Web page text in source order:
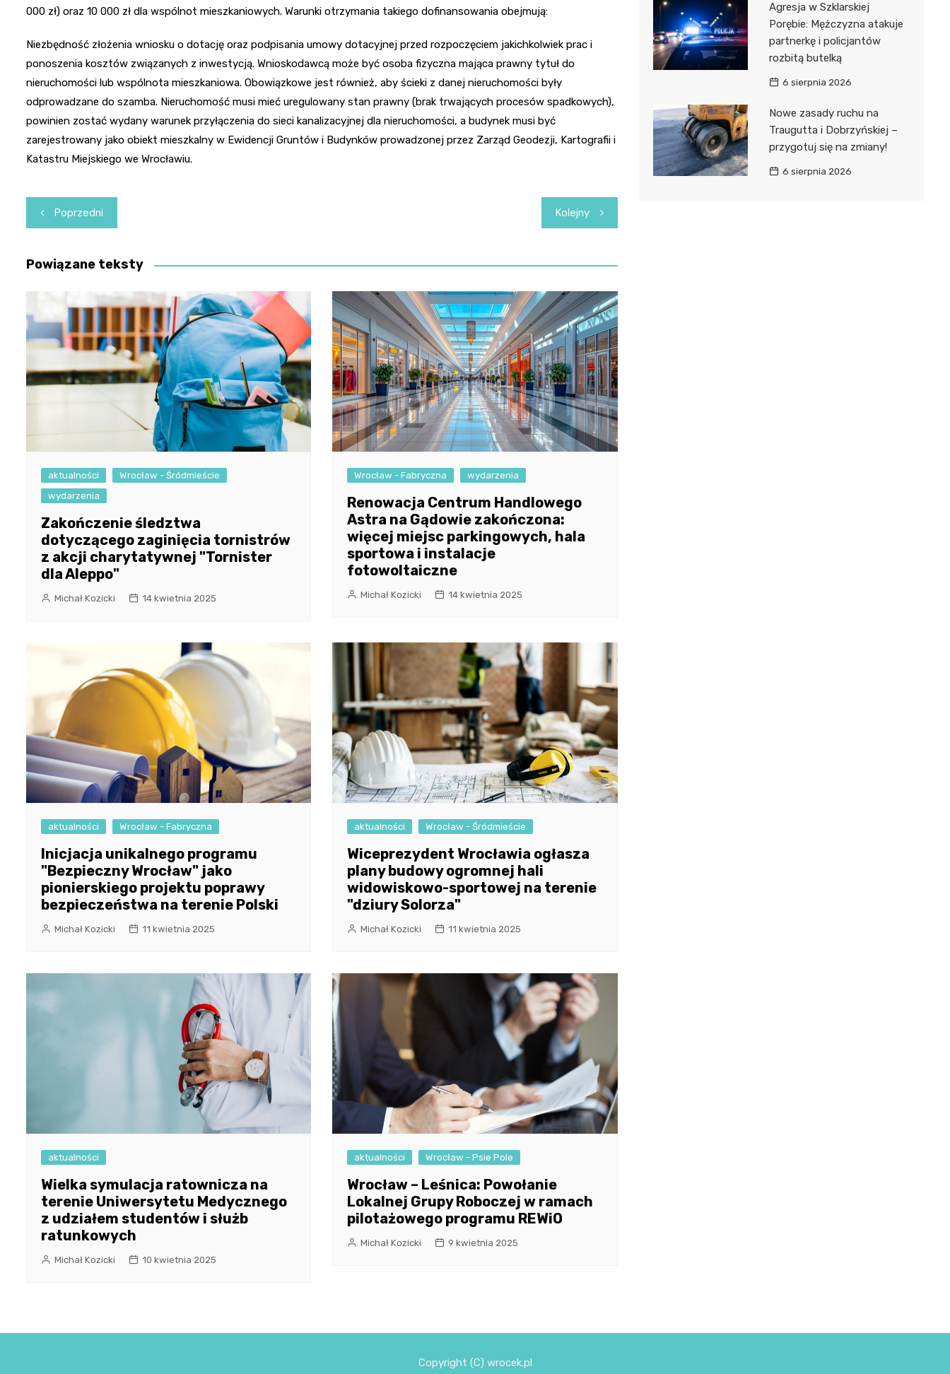
000 zł) oraz 10 000 zł dla wspólnot mieszkaniowych. Warunki otrzymania takiego dofinansowania obejmują:
Niezbędność złożenia wniosku o dotację oraz podpisania umowy dotacyjnej przed rozpoczęciem jakichkolwiek prac i
ponoszenia kosztów związanych z inwestycją. Wnioskodawcą może być osoba fizyczna mająca prawny tytuł do
nieruchomości lub wspólnota mieszkaniowa. Obowiązkowe jest również, aby ścieki z danej nieruchomości były
odprowadzane do szamba. Nieruchomość musi mieć uregulowany stan prawny (brak trwających procesów spadkowych),
powinien zostać wydany warunek przyłączenia do sieci kanalizacyjnej dla nieruchomości, a budynek musi być
zarejestrowany jako obiekt mieszkalny w Ewidencji Gruntów i Budynków prowadzonej przez Zarząd Geodezji, Kartografii i
Katastru Miejskiego we Wrocławiu.
Nawigacja
wpisu
Poprzedni Kolejny
Powiązane teksty
aktualności
Wrocław - Śródmieście
wydarzenia
Zakończenie śledztwa
dotyczącego zaginięcia tornistrów
z akcji charytatywnej "Tornister
dla Aleppo"
Michał Kozicki 14 kwietnia 2025
Wrocław - Fabryczna wydarzenia
Renowacja Centrum Handlowego
Astra na Gądowie zakończona:
więcej miejsc parkingowych, hala
sportowa i instalacje
fotowoltaiczne
Michał Kozicki 14 kwietnia 2025
aktualności Wrocław - Fabryczna
Inicjacja unikalnego programu
"Bezpieczny Wrocław" jako
pionierskiego projektu poprawy
bezpieczeństwa na terenie Polski
Michał Kozicki 11 kwietnia 2025
aktualności Wrocław - Śródmieście
Wiceprezydent Wrocławia ogłasza
plany budowy ogromnej hali
widowiskowo-sportowej na terenie
"dziury Solorza"
Michał Kozicki 11 kwietnia 2025
aktualności
Wielka symulacja ratownicza na
terenie Uniwersytetu Medycznego
z udziałem studentów i służb
ratunkowych
Michał Kozicki 10 kwietnia 2025
aktualności Wrocław - Psie Pole
Wrocław – Leśnica: Powołanie
Lokalnej Grupy Roboczej w ramach
pilotażowego programu REWiO
Michał Kozicki 9 kwietnia 2025
Agresja w Szklarskiej
Porębie: Mężczyzna atakuje
partnerkę i policjantów
rozbitą butelką
6 sierpnia 2026
Nowe zasady ruchu na
Traugutta i Dobrzyńskiej –
przygotuj się na zmiany!
6 sierpnia 2026
Copyright (C) wrocek.pl